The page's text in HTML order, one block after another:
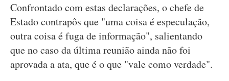
Confrontado com estas declarações, o chefe de
Estado contrapôs que "uma coisa é especulação,
outra coisa é fuga de informação", salientando
que no caso da última reunião ainda não foi
aprovada a ata, que é o que "vale como verdade".